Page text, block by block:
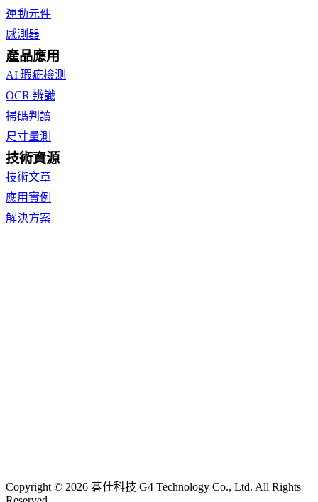
運動元件
感測器
產品應用
AI 瑕疵檢測
OCR 辨識
掃碼判讀
尺寸量測
技術資源
技術文章
應用實例
解決方案
Copyright © 2026 碁仕科技 G4 Technology Co., Ltd. All Rights